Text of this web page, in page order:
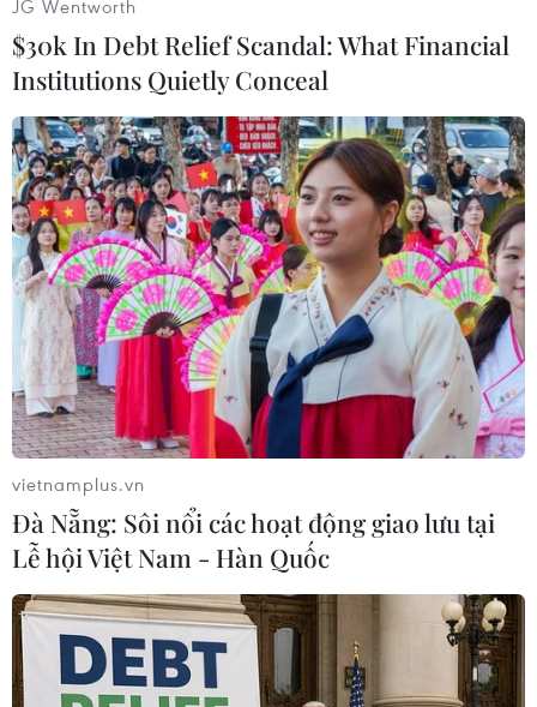
#Bình cứu hỏa #Cháy trạm biến áp
#Nổ trạm biến áp
#Cấp cứu bệnh nhân bỏng
#Quán nước
#Hỏa hoạn
TP. Hà Nội
Theo dõi VietnamPlus
JG Wentworth
$30k In Debt Relief Scandal: What Financial
Institutions Quietly Conceal
vietnamplus.vn
Đà Nẵng: Sôi nổi các hoạt động giao lưu tại
Lễ hội Việt Nam - Hàn Quốc